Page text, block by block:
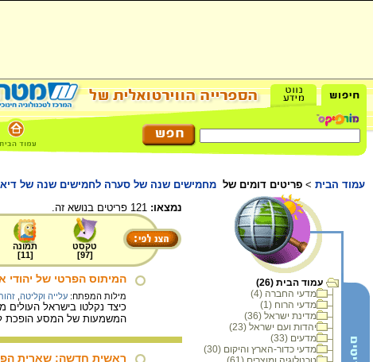
עמוד הבית > פריטים דומים של מחמישים שנה של סערה לחמישים שנה של
עמוד הבית (26)
מדעי החברה (4)
מדעי הרוח (1)
מדינת ישראל (36)
יהדות ועם ישראל (23)
מדעים (33)
מדעי כדור-הארץ והיקום (30)
נמצאו:
טקסט
[
97
]
תמונה
[
11
]
המיתוס הפרטי של יהודי
מילות המפתח: עלייה וקליטה
כיצד נקלטו בישראל
המשמעות של המסע הופכת
ראשית חדשה: שארית הפלטה